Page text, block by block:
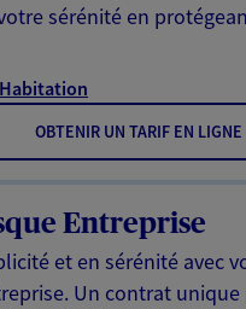
sérénité en
OBTENIR UN TARIF EN LIGNE
Entreprise
et en sérénité avec
Un contrat unique